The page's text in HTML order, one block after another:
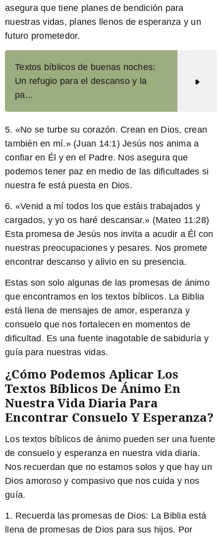
asegura que tiene planes de bendición para
nuestras vidas, planes llenos de esperanza y un
futuro prometedor.
Textos bíblicos de buenas noches:
Un refugio para el descanso y la
pa...
5. «No se turbe su corazón. Crean en Dios, crean
también en mí.» (Juan 14:1) Jesús nos anima a
confiar en Él y en el Padre. Nos asegura que
podemos tener paz en medio de las dificultades si
nuestra fe está puesta en Dios.
6. «Venid a mí todos los que estáis trabajados y
cargados, y yo os haré descansar.» (Mateo 11:28)
Esta promesa de Jesús nos invita a acudir a Él con
nuestras preocupaciones y pesares. Nos promete
encontrar descanso y alivio en su presencia.
Estas son solo algunas de las promesas de ánimo
que encontramos en los textos bíblicos. La Biblia
está llena de mensajes de amor, esperanza y
consuelo que nos fortalecen en momentos de
dificultad. Es una fuente inagotable de sabiduría y
guía para nuestras vidas.
¿Cómo Podemos Aplicar Los
Textos Bíblicos De Ánimo En
Nuestra Vida Diaria Para
Encontrar Consuelo Y Esperanza?
Los textos bíblicos de ánimo pueden ser una fuente
de consuelo y esperanza en nuestra vida diaria.
Nos recuerdan que no estamos solos y que hay un
Dios amoroso y compasivo que nos cuida y nos
guía.
1. Recuerda las promesas de Dios: La Biblia está
llena de promesas de Dios para sus hijos. Por